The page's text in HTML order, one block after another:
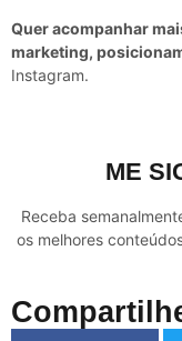
Quer acompanhar
marketing,
Instagram.
ME
Receba
os melhores